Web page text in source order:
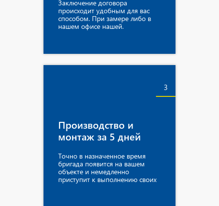
Заключение договора
происходит удобным для вас
способом. При замере либо в
нашем офисе нашей.
3
Производство и
монтаж за 5 дней
Точно в назначенное время
бригада появится на вашем
объекте и немедленно
приступит к выполнению своих